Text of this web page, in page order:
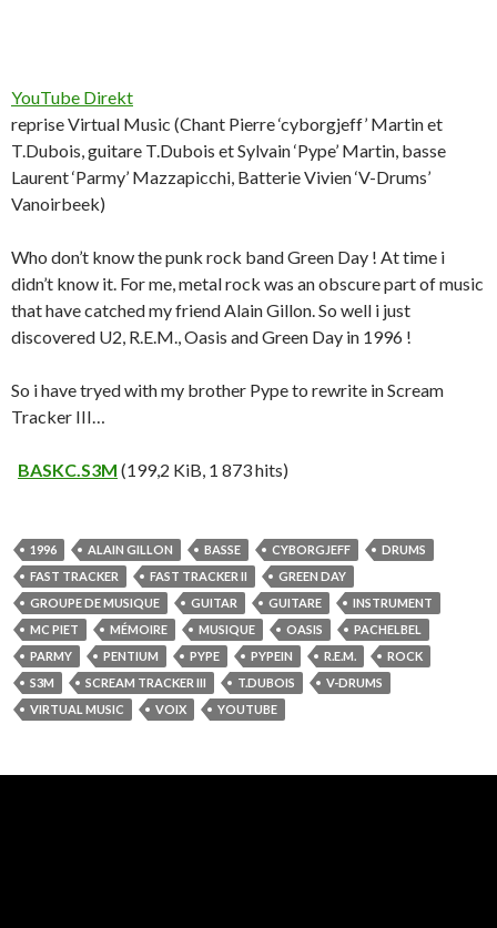
YouTube Direkt
reprise Virtual Music (Chant Pierre ‘cyborgjeff’ Martin et
T.Dubois, guitare T.Dubois et Sylvain ‘Pype’ Martin, basse
Laurent ‘Parmy’ Mazzapicchi, Batterie Vivien ‘V-Drums’
Vanoirbeek)
Who don’t know the punk rock band Green Day ! At time i
didn’t know it. For me, metal rock was an obscure part of music
that have catched my friend Alain Gillon. So well i just
discovered U2, R.E.M., Oasis and Green Day in 1996 !
So i have tryed with my brother Pype to rewrite in Scream
Tracker III…
BASKC.S3M (199,2 KiB, 1 873 hits)
1996 ALAIN GILLON BASSE CYBORGJEFF
DRUMS
FAST TRACKER
FAST TRACKER II
GREEN DAY
GROUPE DE MUSIQUE
GUITAR GUITARE
INSTRUMENT
MC PIET
MÉMOIRE MUSIQUE OASIS
PACHELBEL
PARMY
PENTIUM PYPE PYPEIN R.E.M.
ROCK
S3M
SCREAM TRACKER III T.DUBOIS
V-DRUMS
VIRTUAL MUSIC
VOIX YOUTUBE